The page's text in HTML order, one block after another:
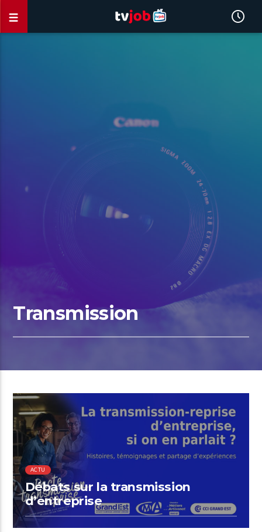
Transmission
00:45 READ TIME
ACTU
Débats sur la transmission
d’entreprise